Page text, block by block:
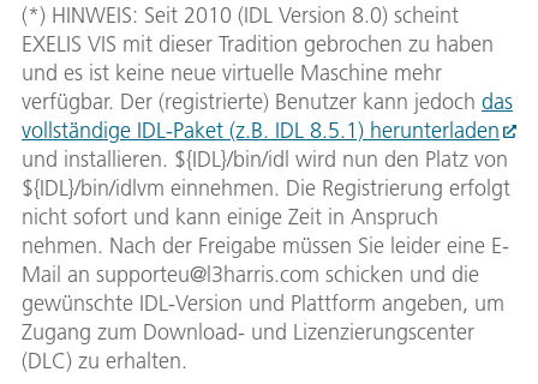
(*) HINWEIS: Seit 2010 (IDL Version 8.0) scheint
EXELIS VIS mit dieser Tradition gebrochen zu haben
und es ist keine neue virtuelle Maschine mehr
verfügbar. Der (registrierte) Benutzer kann jedoch das
vollständige IDL-Paket (z.B. IDL 8.5.1) herunterladen
und installieren. ${IDL}/bin/idl wird nun den Platz von
${IDL}/bin/idlvm einnehmen. Die Registrierung erfolgt
nicht sofort und kann einige Zeit in Anspruch
nehmen. Nach der Freigabe müssen Sie leider eine E-
Mail an supporteu@l3harris.com schicken und die
gewünschte IDL-Version und Plattform angeben, um
Zugang zum Download- und Lizenzierungscenter
(DLC) zu erhalten.